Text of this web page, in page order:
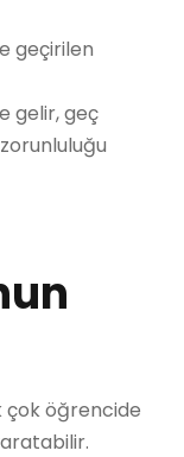
geçirilen
gelir, geç
çok öğrencide